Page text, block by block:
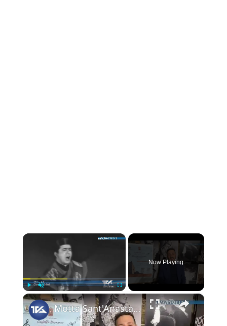
×
Play Unmute Fullscreen
Now Playing
×
Motta Sant'Anastasia. L'omaggio al tenore mottese Giuseppe Di Stefano nel giorno della sua nascita.